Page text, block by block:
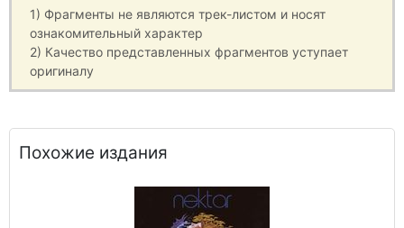
1) Фрагменты не являются трек-листом и носят
ознакомительный характер
2) Качество представленных фрагментов уступает
оригиналу
Похожие издания